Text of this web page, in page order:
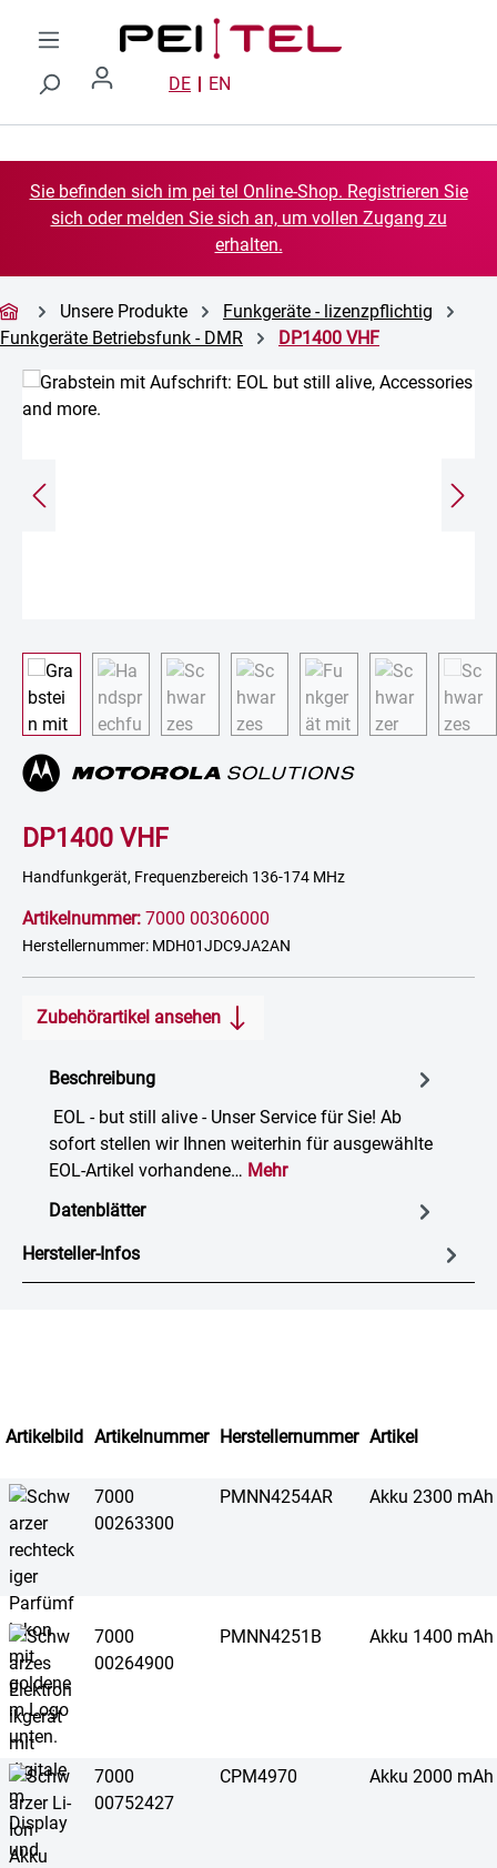
Zum Hauptinhalt springen
DE EN
Sie befinden sich im pei tel Online-Shop. Registrieren Sie
sich oder melden Sie sich an, um vollen Zugang zu
erhalten.
Unsere Produkte
Funkgeräte - lizenzpflichtig
Funkgeräte Betriebsfunk - DMR
DP1400 VHF
Bildergalerie überspringen
DP1400 VHF
Handfunkgerät, Frequenzbereich 136-174 MHz
Artikelnummer: 7000 00306000
Herstellernummer: MDH01JDC9JA2AN
Zubehörartikel ansehen
Beschreibung
EOL - but still alive - Unser Service für Sie! Ab
sofort stellen wir Ihnen weiterhin für ausgewählte
EOL-Artikel vorhandene… Mehr
Datenblätter
Hersteller-Infos
Artikelbild Artikelnummer Herstellernummer Artikel
7000
00263300
PMNN4254AR Akku 2300 mAh
7000
00264900
PMNN4251B Akku 1400 mAh
7000
00752427
CPM4970 Akku 2000 mAh